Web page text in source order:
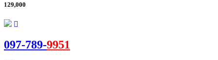
129,000
097-789-9951